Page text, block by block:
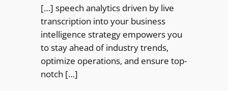
[…] speech analytics driven by live
transcription into your business
intelligence strategy empowers you
to stay ahead of industry trends,
optimize operations, and ensure top-
notch […]